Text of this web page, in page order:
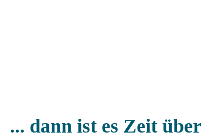
... dann ist es Zeit über